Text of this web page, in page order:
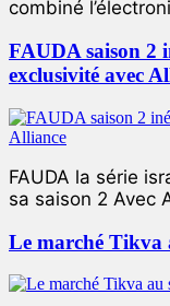
combiné
FAUDA saison 2
exclusivité avec
FAUDA la série
sa saison 2 Avec
Le marché Tikva